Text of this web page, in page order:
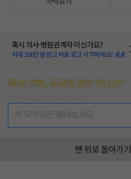
혹시 의사·병원관계자 이신가요?
최대 200만원 받고 바로 광고 시작하세요! 💰💰
증상/치료, 궁금한 점이 있나요?
맨 위로 돌아가기